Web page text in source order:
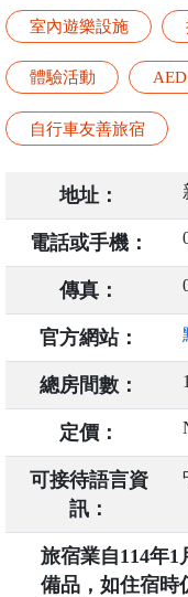
室內遊樂設施
體驗活動 AED
自行車友善旅宿
地址：
電話或手機：
傳真：
官方網站：
總房間數：
定價：
可接待語言資
訊：
旅宿業自114年1
備品，如住宿時